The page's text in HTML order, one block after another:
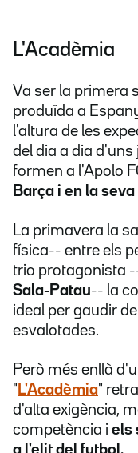
L'Acadèmia
Va ser la primera
produïda a
l'altura de les
del dia a dia
formen a l'Apolo
Barça i en la
La primavera la
física-- entre els
trio protagonista
Sala-Patau-- la
ideal per gaudir
esvalotades.
Però més enllà
" L'Acadèmia"
d'alta exigència,
competència i els
a l'elit del futbol.